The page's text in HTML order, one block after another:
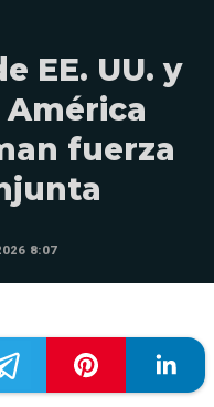
EE. UU. y
América
fuerza
8:07